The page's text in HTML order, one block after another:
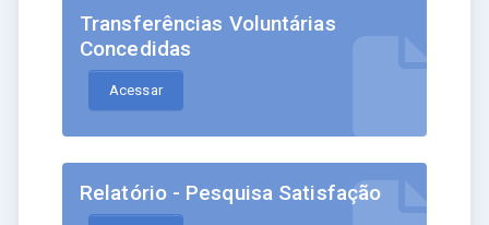
Transferências Voluntárias
Concedidas
Acessar
Relatório - Pesquisa Satisfação